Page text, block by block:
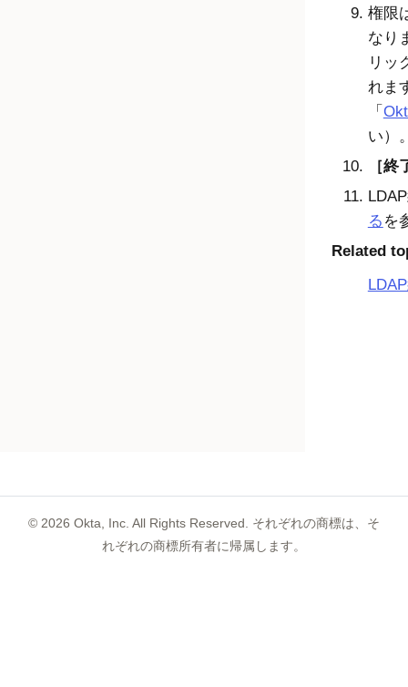
権限
なり
リッ
れま
「
い）
終
る を
Related
© 2026 Okta, Inc. All Rights Reserved. それぞれの商標は、そ
れぞれの商標所有者に帰属します。